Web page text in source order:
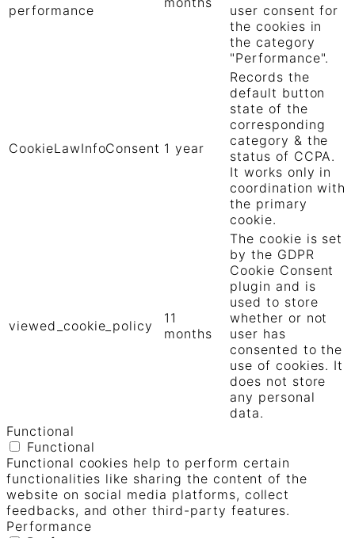
performance
user consent for
the cookies in
the category
"Performance".
CookieLawInfoConsent 1 year
Records the
default button
state of the
corresponding
category & the
status of CCPA.
It works only in
coordination with
the primary
cookie.
viewed_cookie_policy
11
months
The cookie is set
by the GDPR
Cookie Consent
plugin and is
used to store
whether or not
user has
consented to the
use of cookies. It
does not store
any personal
data.
Functional
Functional
Functional cookies help to perform certain
functionalities like sharing the content of the
website on social media platforms, collect
feedbacks, and other third-party features.
Performance